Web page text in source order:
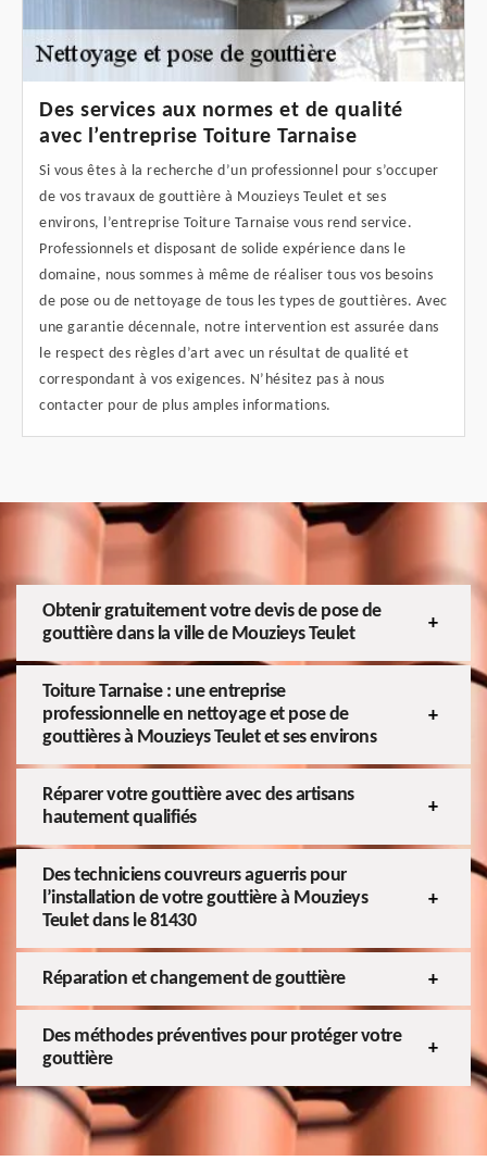
Des services aux normes et de qualité
avec l’entreprise Toiture Tarnaise
Si vous êtes à la recherche d’un professionnel pour s’occuper
de vos travaux de gouttière à Mouzieys Teulet et ses
environs, l’entreprise Toiture Tarnaise vous rend service.
Professionnels et disposant de solide expérience dans le
domaine, nous sommes à même de réaliser tous vos besoins
de pose ou de nettoyage de tous les types de gouttières. Avec
une garantie décennale, notre intervention est assurée dans
le respect des règles d’art avec un résultat de qualité et
correspondant à vos exigences. N’hésitez pas à nous
contacter pour de plus amples informations.
Obtenir gratuitement votre devis de pose de
gouttière dans la ville de Mouzieys Teulet
Toiture Tarnaise : une entreprise
professionnelle en nettoyage et pose de
gouttières à Mouzieys Teulet et ses environs
Réparer votre gouttière avec des artisans
hautement qualifiés
Des techniciens couvreurs aguerris pour
l’installation de votre gouttière à Mouzieys
Teulet dans le 81430
Réparation et changement de gouttière
Des méthodes préventives pour protéger votre
gouttière